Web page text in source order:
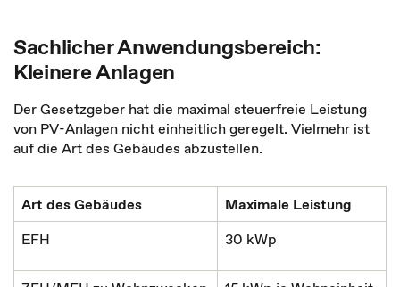
Sachlicher Anwendungsbereich:
Kleinere Anlagen
Der Gesetzgeber hat die maximal steuerfreie Leistung
von PV-Anlagen nicht einheitlich geregelt. Vielmehr ist
auf die Art des Gebäudes abzustellen.
Art des Gebäudes
Maximale Leistung
EFH
30 kWp